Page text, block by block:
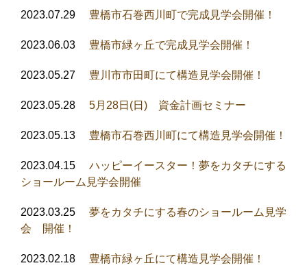
2023.07.29 豊橋市石巻西川町で完成見学会開催！
2023.06.03 豊橋市緑ヶ丘で完成見学会開催！
2023.05.27 豊川市市田町にて構造見学会開催！
2023.05.28 5月28日(日) 資金計画セミナー
2023.05.13 豊橋市石巻西川町にて構造見学会開催！
2023.04.15
ハッピーイースター！夢をカタチにする
ショールーム見学会開催
2023.03.25
夢をカタチにする春のショールーム見学
会 開催！
2023.02.18 豊橋市緑ヶ丘にて構造見学会開催！